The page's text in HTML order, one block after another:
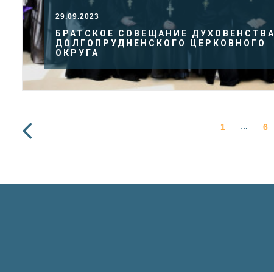
29.09.2023
БРАТСКОЕ СОВЕЩАНИЕ ДУХОВЕНСТВА
ДОЛГОПРУДНЕНСКОГО ЦЕРКОВНОГО
ОКРУГА
1 … 6